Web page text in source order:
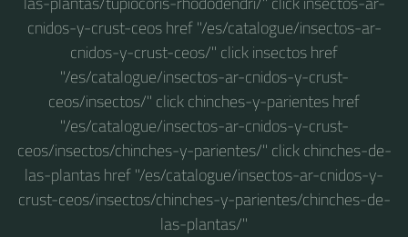
cnidos-y-crust-ceos href "/es/catalogue/insectos-ar-
cnidos-y-crust-ceos/" click insectos href
"/es/catalogue/insectos-ar-cnidos-y-crust-
ceos/insectos/" click chinches-y-parientes href
"/es/catalogue/insectos-ar-cnidos-y-crust-
ceos/insectos/chinches-y-parientes/" click chinches-de-
las-plantas href "/es/catalogue/insectos-ar-cnidos-y-
crust-ceos/insectos/chinches-y-parientes/chinches-de-
las-plantas/"